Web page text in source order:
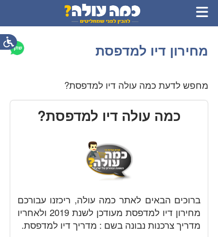
מחירון דיו למדפסת
מחפש לדעת כמה עולה דיו למדפסת?
כמה עולה דיו למדפסת?
ברוכים הבאים לאתר כמה עולה, ריכזנו עבורכם
מחירון דיו למדפסת מעודכן לשנת 2019 ולאחריו
מדריך צרכנות נבונה בשם : מדריך דיו למדפסת.